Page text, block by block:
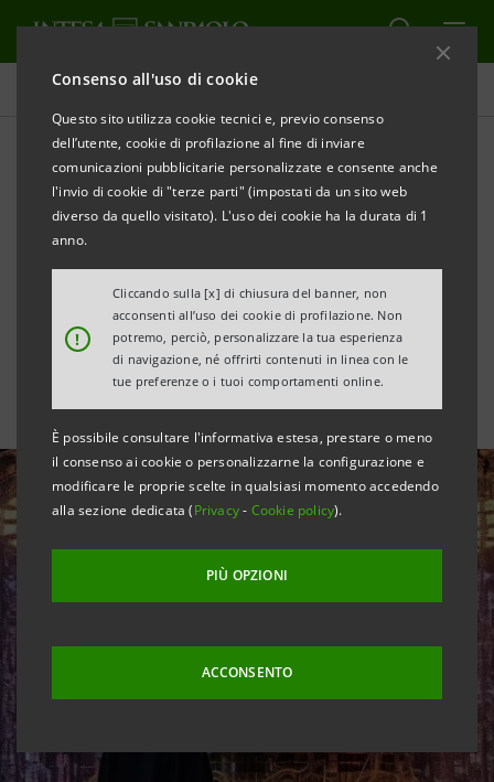
Consenso all'uso di cookie
Questo sito utilizza cookie tecnici e, previo consenso
dell’utente, cookie di profilazione al fine di inviare
comunicazioni pubblicitarie personalizzate e consente anche
l'invio di cookie di "terze parti" (impostati da un sito web
diverso da quello visitato). L'uso dei cookie ha la durata di 1
anno.
!
Cliccando sulla [x] di chiusura del banner, non
acconsenti all’uso dei cookie di profilazione. Non
potremo, perciò, personalizzare la tua esperienza
di navigazione, né offrirti contenuti in linea con le
tue preferenze o i tuoi comportamenti online.
È possibile consultare l'informativa estesa, prestare o meno
il consenso ai cookie o personalizzarne la configurazione e
modificare le proprie scelte in qualsiasi momento accedendo
alla sezione dedicata (Privacy- Cookie policy).
PIÙ OPZIONI
ACCONSENTO
Tutte le news
Scaleup Europe Fund:
Intesa Sanpaolo tra i
potenziali investitori
fondatori